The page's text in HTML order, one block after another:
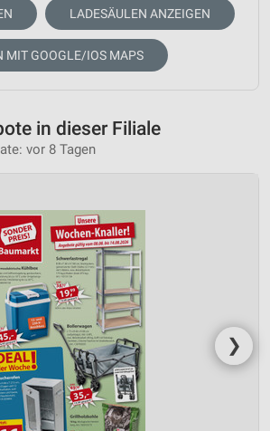
LADESÄULEN ANZEIGEN
MIT GOOGLE/IOS MAPS
in dieser Filiale
vor 8 Tagen
❯